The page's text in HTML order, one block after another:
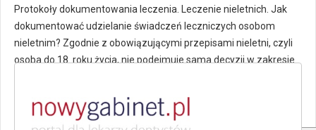
Protokoły dokumentowania leczenia. Leczenie nieletnich. Jak
dokumentować udzielanie świadczeń leczniczych osobom
nieletnim? Zgodnie z obowiązującymi przepisami nieletni, czyli
osoba do 18. roku życia, nie podejmuje sama decyzji w zakresie